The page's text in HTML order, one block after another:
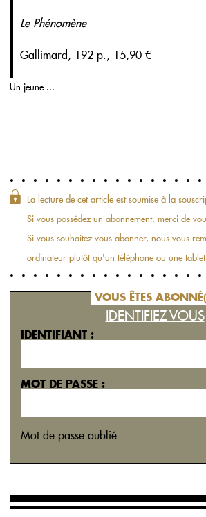
Le Phénomène
Gallimard, 192 p., 15,90 €
Un jeune ...
La lecture de cet article est soumise à la
Si vous possédez un abonnement, merci de
Si vous souhaitez vous abonner, nous vous
ordinateur plutôt qu'un téléphone ou une
VOUS ÊTES
IDENTIFIEZ VOUS
IDENTIFIANT :
MOT DE PASSE :
Mot de passe oublié